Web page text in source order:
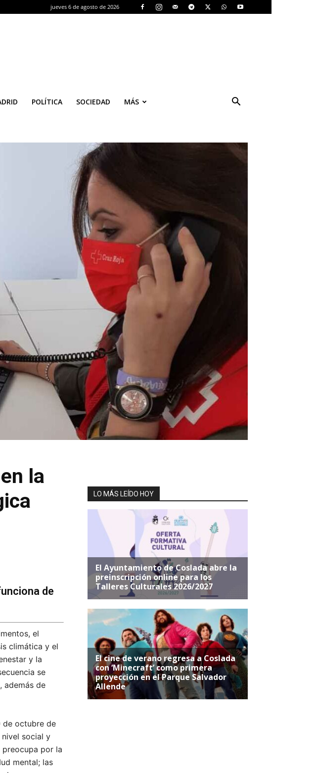
jueves 6 de agosto de 2026
POLÍTICA SOCIEDAD MÁS
la
de
el
climática y el
y la
se
además de
de octubre de
social y
preocupa por la
mental; las
LO MÁS LEÍDO HOY